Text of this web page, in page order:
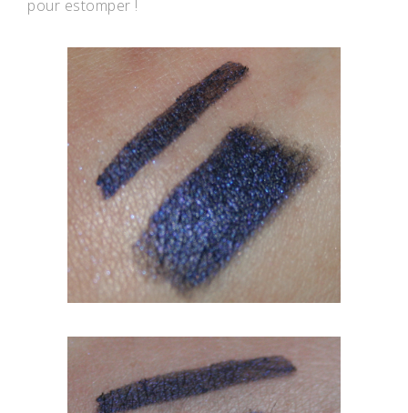
pour estomper !